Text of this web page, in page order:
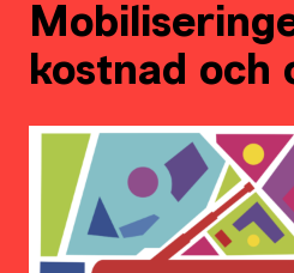
kostnad och